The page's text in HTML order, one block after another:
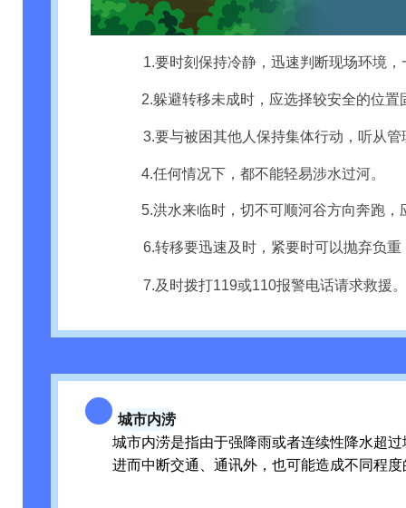
1.要时刻保持冷静，迅速判断现场环境
2.躲避转移未成时，应选择较安全的位
3.要与被困其他人保持集体行动，听从
4.任何情况下，都不能轻易涉水过河。
5.洪水来临时，切不可顺河谷方向奔跑
6.转移要迅速及时，紧要时可以抛弃负
7.及时拨打119或110报警电话请求救援。
城市内涝
城市内涝是指由于强降雨或者连续性降水超
进而中断交通、通讯外，也可能造成不同程